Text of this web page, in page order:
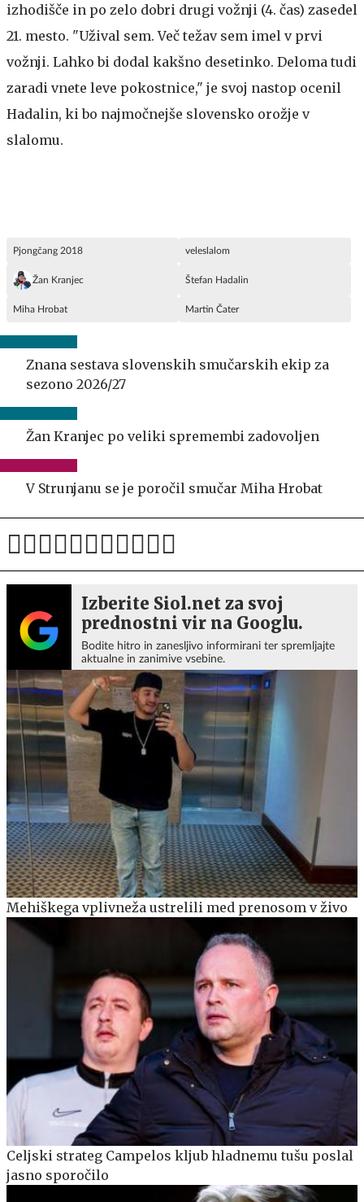
izhodišče in po zelo dobri drugi vožnji (4. čas) zasedel
21. mesto. "Užival sem. Več težav sem imel v prvi
vožnji. Lahko bi dodal kakšno desetinko. Deloma tudi
zaradi vnete leve pokostnice," je svoj nastop ocenil
Hadalin, ki bo najmočnejše slovensko orožje v
slalomu.
Pjongčang 2018 veleslalom
Žan Kranjec Štefan Hadalin
Miha Hrobat Martin Čater
Znana sestava slovenskih smučarskih ekip za
sezono 2026/27
Žan Kranjec po veliki spremembi zadovoljen
V Strunjanu se je poročil smučar Miha Hrobat
Izberite Siol.net za svoj
prednostni vir na Googlu.
Bodite hitro in zanesljivo informirani ter spremljajte
aktualne in zanimive vsebine.
Mehiškega vplivneža ustrelili med prenosom v živo
Celjski strateg Campelos kljub hladnemu tušu poslal
jasno sporočilo